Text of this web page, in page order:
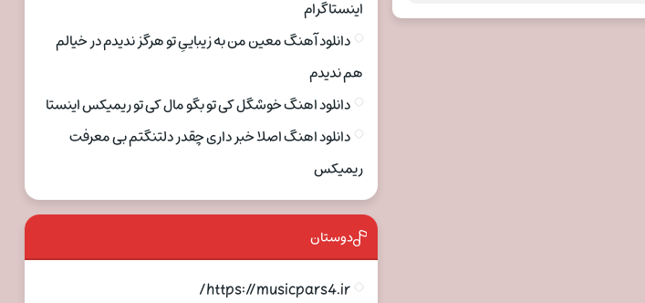
اینستاگرام
دانلود آهنگ معین من به زیباییِ تو هرگز ندیدم در خیالم
هم ندیدم
دانلود اهنگ خوشگل کی تو بگو مال کی تو ریمیکس اینستا
دانلود اهنگ اصلا خبر داری چقدر دلتنگتم بی معرفت
ریمیکس
دوستان
https://musicpars4.ir/